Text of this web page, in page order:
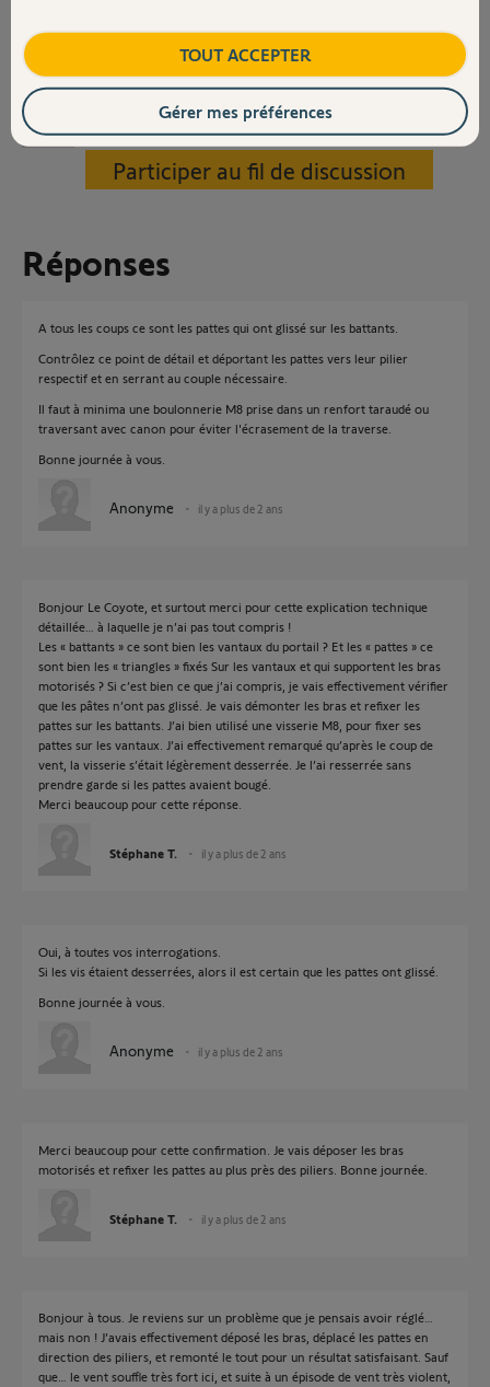
il y a plus de 2 ans
Participer au fil de discussion
Réponses
A tous les coups ce sont les pattes qui ont glissé sur les battants.
Contrôlez ce point de détail et déportant les pattes vers leur pilier
respectif et en serrant au couple nécessaire.
Il faut à minima une boulonnerie M8 prise dans un renfort taraudé ou
traversant avec canon pour éviter l'écrasement de la traverse.
Bonne journée à vous.
Anonyme il y a plus de 2 ans
Bonjour Le Coyote, et surtout merci pour cette explication technique
détaillée… à laquelle je n’ai pas tout compris !
Les « battants » ce sont bien les vantaux du portail ? Et les « pattes » ce
sont bien les « triangles » fixés Sur les vantaux et qui supportent les bras
motorisés ? Si c’est bien ce que j’ai compris, je vais effectivement vérifier
que les pâtes n’ont pas glissé. Je vais démonter les bras et refixer les
pattes sur les battants. J’ai bien utilisé une visserie M8, pour fixer ses
pattes sur les vantaux. J’ai effectivement remarqué qu’après le coup de
vent, la visserie s’était légèrement desserrée. Je l’ai resserrée sans
prendre garde si les pattes avaient bougé.
Merci beaucoup pour cette réponse.
Stéphane T. il y a plus de 2 ans
Oui, à toutes vos interrogations.
Si les vis étaient desserrées, alors il est certain que les pattes ont glissé.
Bonne journée à vous.
Anonyme il y a plus de 2 ans
Merci beaucoup pour cette confirmation. Je vais déposer les bras
motorisés et refixer les pattes au plus près des piliers. Bonne journée.
Stéphane T. il y a plus de 2 ans
Bonjour à tous. Je reviens sur un problème que je pensais avoir réglé…
mais non ! J’avais effectivement déposé les bras, déplacé les pattes en
direction des piliers, et remonté le tout pour un résultat satisfaisant. Sauf
que… le vent souffle très fort ici, et suite à un épisode de vent très violent,
TOUT ACCEPTER
Gérer mes préférences